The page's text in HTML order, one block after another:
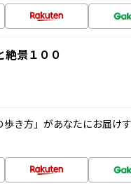
絶景１００
き方」があなたにお届け